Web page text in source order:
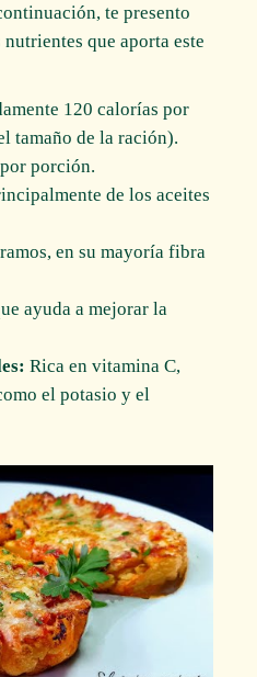
te presento
que aporta este
120 calorías por
tamaño de la ración).
porción.
de los aceites
en su mayoría fibra
ayuda a mejorar la
Rica en vitamina C,
el potasio y el